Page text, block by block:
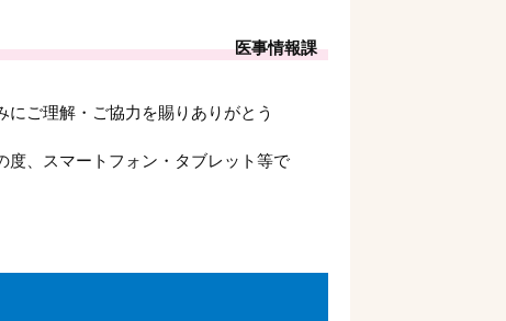
医事情報課
ご理解・ご協力を賜りありがとう
度、スマートフォン・タブレット等で